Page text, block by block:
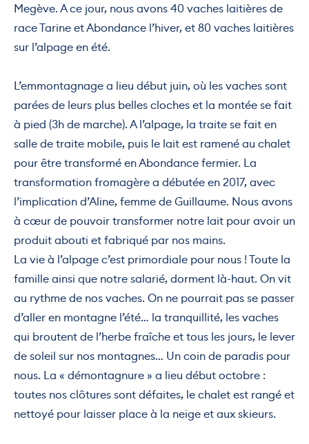
Megève. A ce jour, nous avons 40 vaches laitières de
race Tarine et Abondance l’hiver, et 80 vaches laitières
sur l’alpage en été.
L’emmontagnage a lieu début juin, où les vaches sont
parées de leurs plus belles cloches et la montée se fait
à pied (3h de marche). A l’alpage, la traite se fait en
salle de traite mobile, puis le lait est ramené au chalet
pour être transformé en Abondance fermier. La
transformation fromagère a débutée en 2017, avec
l’implication d’Aline, femme de Guillaume. Nous avons
à cœur de pouvoir transformer notre lait pour avoir un
produit abouti et fabriqué par nos mains.
La vie à l’alpage c’est primordiale pour nous ! Toute la
famille ainsi que notre salarié, dorment là-haut. On vit
au rythme de nos vaches. On ne pourrait pas se passer
d’aller en montagne l’été… la tranquillité, les vaches
qui broutent de l’herbe fraîche et tous les jours, le lever
de soleil sur nos montagnes… Un coin de paradis pour
nous. La « démontagnure » a lieu début octobre :
toutes nos clôtures sont défaites, le chalet est rangé et
nettoyé pour laisser place à la neige et aux skieurs.